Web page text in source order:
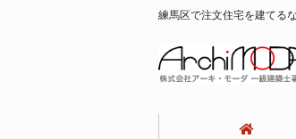
練馬区で注文住宅を建てる